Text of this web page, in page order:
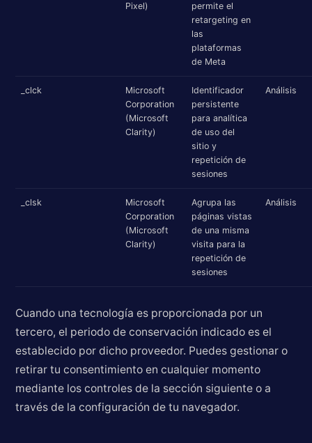
Pixel)
permite el
retargeting en
las
plataformas
de Meta
_clck
Microsoft
Corporation
(Microsoft
Clarity)
Identificador
persistente
para analítica
de uso del
sitio y
repetición de
sesiones
Análisis
_clsk
Microsoft
Corporation
(Microsoft
Clarity)
Agrupa las
páginas vistas
de una misma
visita para la
repetición de
sesiones
Análisis
Cuando una tecnología es proporcionada por un
tercero, el periodo de conservación indicado es el
establecido por dicho proveedor. Puedes gestionar o
retirar tu consentimiento en cualquier momento
mediante los controles de la sección siguiente o a
través de la configuración de tu navegador.